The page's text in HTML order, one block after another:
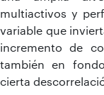
multiactivos y
variable que
incremento de
también en
cierta